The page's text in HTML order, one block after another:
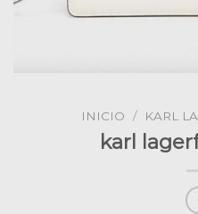
INICIO / KARL
karl